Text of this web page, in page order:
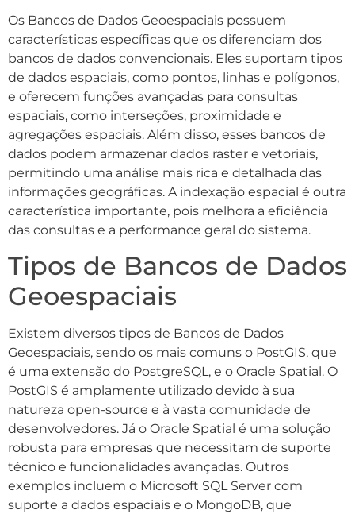
Os Bancos de Dados Geoespaciais possuem
características específicas que os diferenciam dos
bancos de dados convencionais. Eles suportam tipos
de dados espaciais, como pontos, linhas e polígonos,
e oferecem funções avançadas para consultas
espaciais, como interseções, proximidade e
agregações espaciais. Além disso, esses bancos de
dados podem armazenar dados raster e vetoriais,
permitindo uma análise mais rica e detalhada das
informações geográficas. A indexação espacial é outra
característica importante, pois melhora a eficiência
das consultas e a performance geral do sistema.
Tipos de Bancos de Dados
Geoespaciais
Existem diversos tipos de Bancos de Dados
Geoespaciais, sendo os mais comuns o PostGIS, que
é uma extensão do PostgreSQL, e o Oracle Spatial. O
PostGIS é amplamente utilizado devido à sua
natureza open-source e à vasta comunidade de
desenvolvedores. Já o Oracle Spatial é uma solução
robusta para empresas que necessitam de suporte
técnico e funcionalidades avançadas. Outros
exemplos incluem o Microsoft SQL Server com
suporte a dados espaciais e o MongoDB, que